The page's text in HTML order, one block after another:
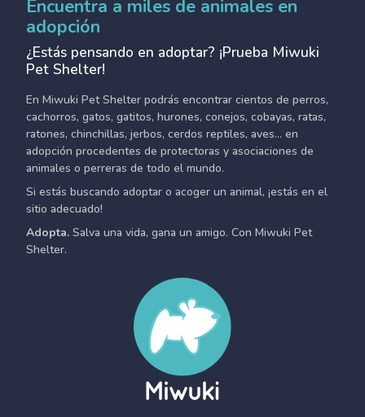
Encuentra a miles de animales en
adopción
¿Estás pensando en adoptar? ¡Prueba Miwuki
Pet Shelter!
En Miwuki Pet Shelter podrás encontrar cientos de perros,
cachorros, gatos, gatitos, hurones, conejos, cobayas, ratas,
ratones, chinchillas, jerbos, cerdos reptiles, aves... en
adopción procedentes de protectoras y asociaciones de
animales o perreras de todo el mundo.
Si estás buscando adoptar o acoger un animal, ¡estás en el
sitio adecuado!
Adopta. Salva una vida, gana un amigo. Con Miwuki Pet
Shelter.